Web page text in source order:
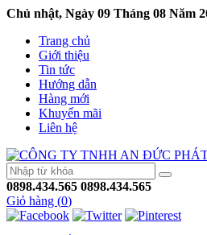
Chủ nhật, Ngày 09 Tháng 08 Năm
Trang chủ
Giới thiệu
Tin tức
Hướng dẫn
Hàng mới
Khuyến mãi
Liên hệ
0898.434.565 0898.434.565
Giỏ hàng (0)